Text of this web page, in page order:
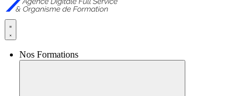
Nos Formations